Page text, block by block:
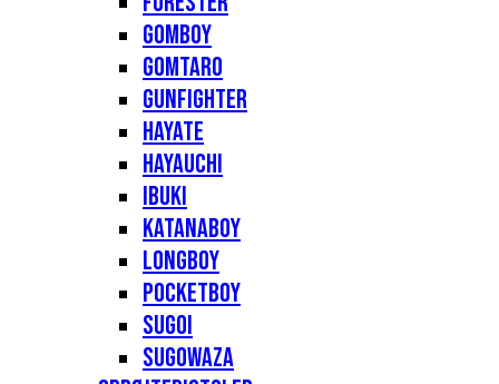
Gomboy
Gomtaro
Gunfighter
Hayate
Hayauchi
Ibuki
Katanaboy
Longboy
Pocketboy
Sugoi
Sugowaza